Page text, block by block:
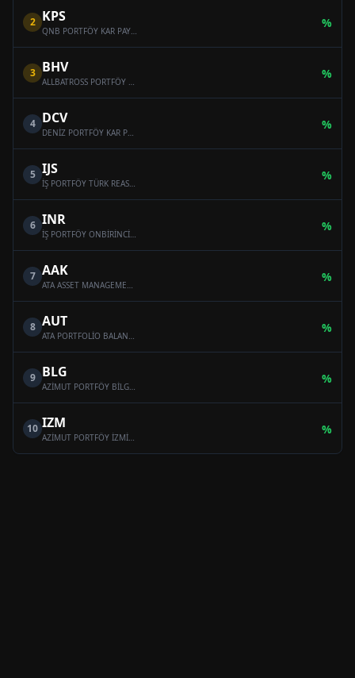
2 KPS
QNB PORTFÖY KAR PAYI ÖDEYEN ONİKİNCİ SERBEST (DÖVİZ) FON
%
3 BHV
ALLBATROSS PORTFÖY BAHAR HİSSE SENEDİ SERBEST FON (HİSSE SENEDİ YOĞUN FON)
%
4 DCV
DENİZ PORTFÖY KAR PAYI ÖDEYEN SERBEST (DÖVİZ) FON
%
5 IJS
İŞ PORTFÖY TÜRK REASÜRANS SERBEST ÖZEL FON
%
6 INR
İŞ PORTFÖY ONBİRİNCİ SERBEST (DÖVİZ) FON
%
7 AAK
ATA ASSET MANAGEMENT MULTI-ASSET VARIABLE FUND
%
8 AUT
ATA PORTFOLİO BALANCED VARİABLE FUND
%
9 BLG
AZİMUT PORTFÖY BİLGE SERBEST ÖZEL FON
%
10 IZM
AZİMUT PORTFÖY İZMİR SERBEST (TL) ÖZEL FON
%